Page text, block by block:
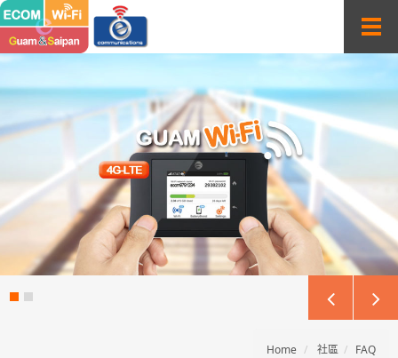
T
a
t
i
o
n
Home 社區 FAQ